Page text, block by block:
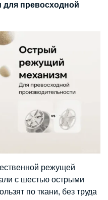
превосходной
режущей
с шестью острыми
по ткани, без труда